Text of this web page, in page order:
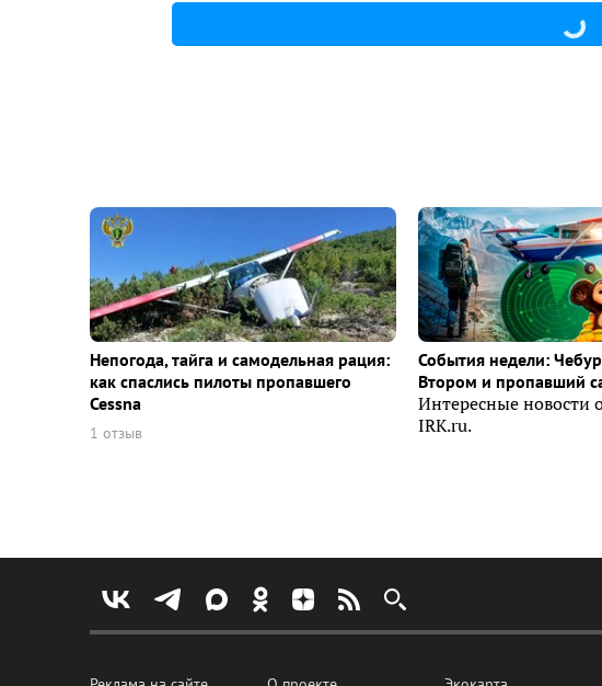
Непогода, тайга и самодельная рация:
как спаслись пилоты пропавшего
Cessna
1 отзыв
События недели:
Втором и пропавший
Интересные новости
IRK.ru.